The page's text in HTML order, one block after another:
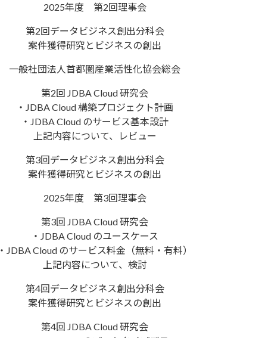
2025年度 第2回理事会
第2回データビジネス創出分科会
案件獲得研究とビジネスの創出
一般社団法人首都圏産業活性化協会総会
第2回 JDBA Cloud 研究会
・JDBA Cloud 構築プロジェクト計画
・JDBA Cloud のサービス基本設計
上記内容について、レビュー
第3回データビジネス創出分科会
案件獲得研究とビジネスの創出
2025年度 第3回理事会
第3回 JDBA Cloud 研究会
・JDBA Cloud のユースケース
・JDBA Cloud のサービス料金（無料・有料）
上記内容について、検討
第4回データビジネス創出分科会
案件獲得研究とビジネスの創出
第4回 JDBA Cloud 研究会